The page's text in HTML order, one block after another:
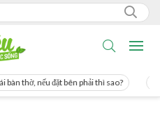
nếu đặt bên phải thì sao?